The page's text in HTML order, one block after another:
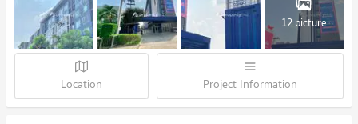
12 picture
Location Project Information